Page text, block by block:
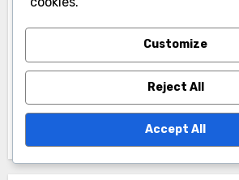
Михаил Орловский - эксперт
продвижения подкастов и
медиаиндустрии, он
развивать свои
Customize
Reject All
Accept All